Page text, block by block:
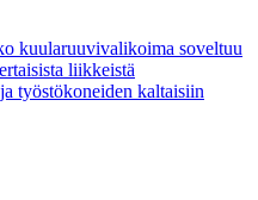
kuularuuvivalikoima soveltuu
liikkeistä
työstökoneiden kaltaisiin